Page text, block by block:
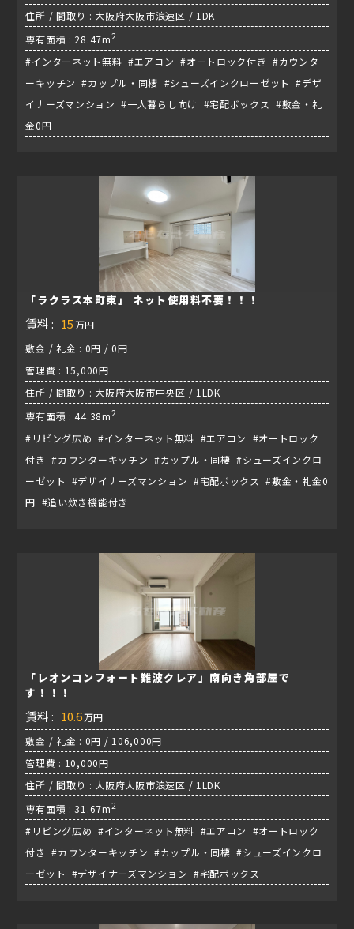
住所 / 間取り : 大阪府大阪市浪速区 / 1DK
専有面積 : 28.47m2
#インターネット無料 #エアコン #オートロック付き #カウンタ
ーキッチン #カップル・同棲 #シューズインクローゼット #デザ
イナーズマンション #一人暮らし向け #宅配ボックス #敷金・礼
金0円
「ラクラス本町東」 ネット使用料不要！！！
賃料 : 15 万円
敷金 / 礼金 : 0円 / 0円
管理費 : 15,000円
住所 / 間取り : 大阪府大阪市中央区 / 1LDK
専有面積 : 44.38m2
#リビング広め #インターネット無料 #エアコン #オートロック
付き #カウンターキッチン #カップル・同棲 #シューズインクロ
ーゼット #デザイナーズマンション #宅配ボックス #敷金・礼金0
円 #追い炊き機能付き
「レオンコンフォート難波クレア」南向き角部屋で
す！！！
賃料 : 10.6万円
敷金 / 礼金 : 0円 / 106,000円
管理費 : 10,000円
住所 / 間取り : 大阪府大阪市浪速区 / 1LDK
専有面積 : 31.67m2
#リビング広め #インターネット無料 #エアコン #オートロック
付き #カウンターキッチン #カップル・同棲 #シューズインクロ
ーゼット #デザイナーズマンション #宅配ボックス